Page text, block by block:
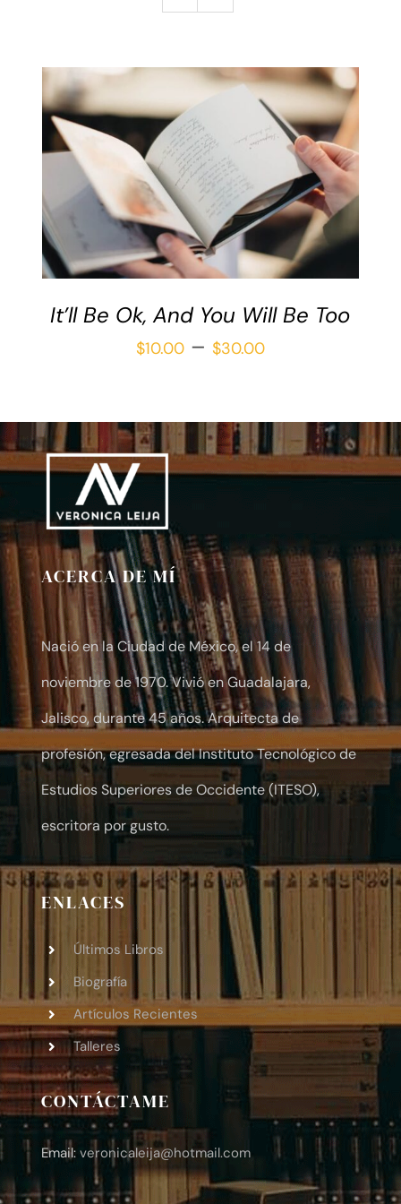
Blog
Verónica Leija
Alumnos
Contáctame
SELECCIONAR OPCIONES
DETAILS
It’ll Be Ok, And You Will Be Too
$10.00 – $30.00Price
$10.00
through
ACERCA DE MÍ
Nació en la Ciudad de México, el 14 de
noviembre de 1970. Vivió en Guadalajara,
Jalisco, durante 45 años. Arquitecta de
profesión, egresada del Instituto Tecnológico de
Estudios Superiores de Occidente (ITESO),
escritora por gusto.
ENLACES
Últimos Libros
Biografía
Artículos Recientes
Talleres
CONTÁCTAME
Email: veronicaleija@hotmail.com